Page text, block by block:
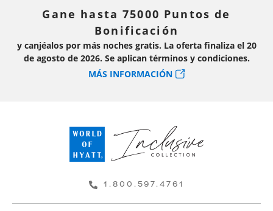
Gane hasta 75000 Puntos de
Bonificación
y canjéalos por más noches gratis. La oferta finaliza el 20
de agosto de 2026. Se aplican términos y condiciones.
MÁS INFORMACIÓN
1.800.597.4761